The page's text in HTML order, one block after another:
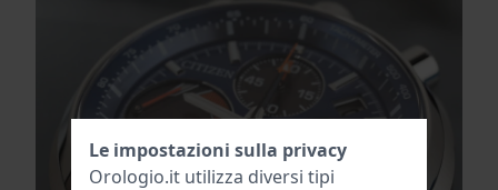
Le impostazioni sulla privacy
Orologio.it utilizza diversi tipi